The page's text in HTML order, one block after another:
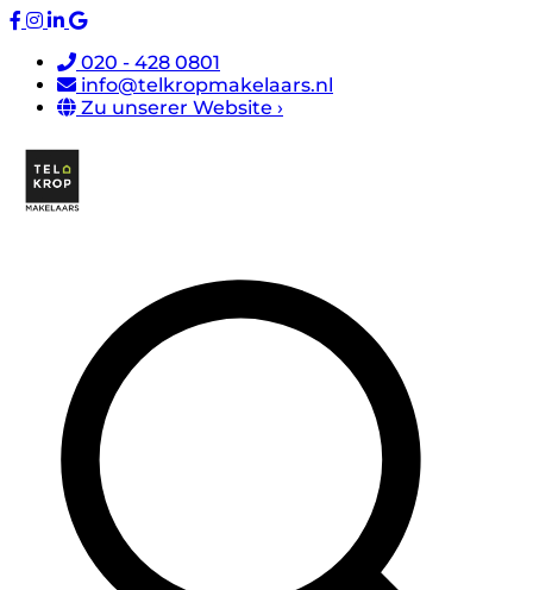
020 - 428 0801
info@telkropmakelaars.nl
Zu unserer Website ›